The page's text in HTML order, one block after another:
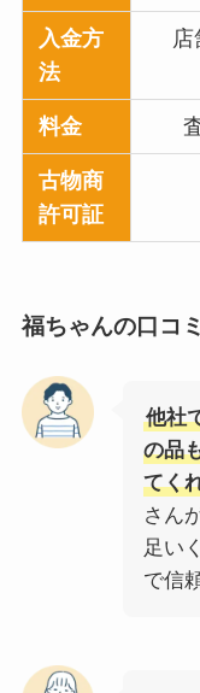
入金方
法
料金
古物商
許可証
福ちゃんの口コミ
他社
の品
てく
さん
足い
で信